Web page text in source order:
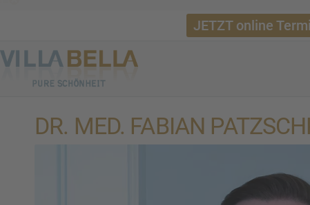
JETZT online
DR. MED. FABIAN